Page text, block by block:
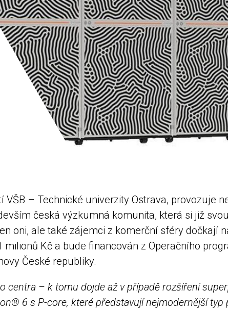
– Technické univerzity Ostrava, provozuje
česká výzkumná komunita, která si již
oni, ale také zájemci z komerční sféry dočkají
Kč a bude financován z Operačního
České republiky.
centra – k tomu dojde až v případě rozšíření
6 s P-core, které představují nejmodernější